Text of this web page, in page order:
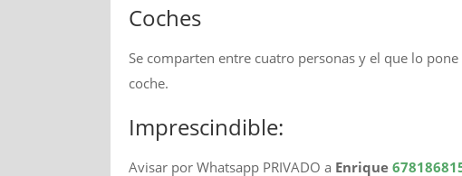
Coches
Se comparten entre cuatro personas y el que lo
coche.
Imprescindible:
Avisar por Whatsapp PRIVADO a Enrique